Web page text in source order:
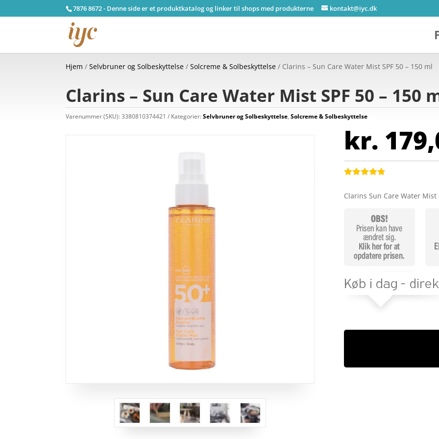
7876 8672 - Denne side er et produktkatalog og linker til shops med produkterne kontakt@iyc.dk
Hjem /Selvbruner og Solbeskyttelse /Solcreme & Solbeskyttelse / Clarins – Sun Care Water Mist SPF 50 – 150 ml
Clarins – Sun Care Water Mist SPF 50 – 150
Varenummer (SKU):3380810374421 Kategorier:Selvbruner og Solbeskyttelse,Solcreme & Solbeskyttelse
kr.
ud af 5
kundebedø
mmelser
Clarins Sun Care Water